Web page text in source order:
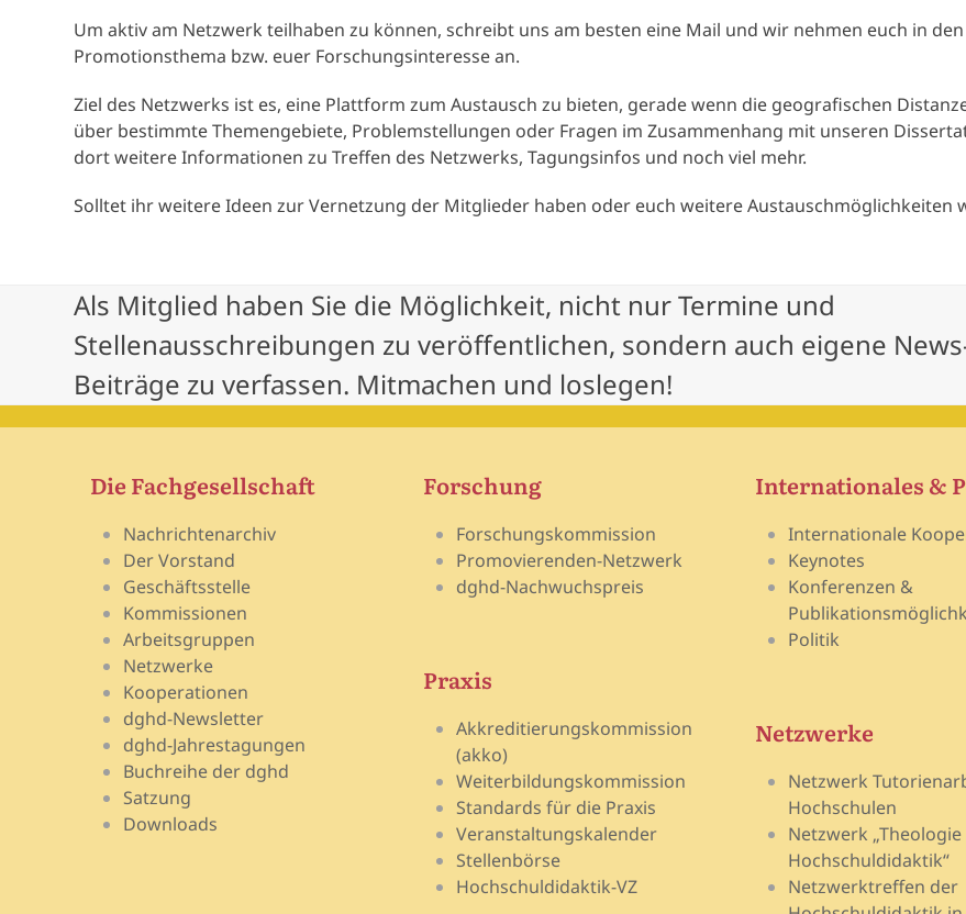
Um aktiv am Netzwerk teilhaben zu können, schreibt uns am besten eine Mail und wir nehmen euch in
Promotionsthema bzw. euer Forschungsinteresse an.
Ziel des Netzwerks ist es, eine Plattform zum Austausch zu bieten, gerade wenn die geografischen
über bestimmte Themengebiete, Problemstellungen oder Fragen im Zusammenhang mit unseren
dort weitere Informationen zu Treffen des Netzwerks, Tagungsinfos und noch viel mehr.
Solltet ihr weitere Ideen zur Vernetzung der Mitglieder haben oder euch weitere Austauschmöglichkeiten
Als Mitglied haben Sie die Möglichkeit, nicht nur Termine und
Stellenausschreibungen zu veröffentlichen, sondern auch eigene
Beiträge zu verfassen. Mitmachen und loslegen!
Die Fachgesellschaft
Nachrichtenarchiv
Der Vorstand
Geschäftsstelle
Kommissionen
Arbeitsgruppen
Netzwerke
Kooperationen
dghd-Newsletter
dghd-Jahrestagungen
Buchreihe der dghd
Satzung
Downloads
Forschung
Forschungskommission
Promovierenden-Netzwerk
dghd-Nachwuchspreis
Praxis
Akkreditierungskommission
(akko)
Weiterbildungskommission
Standards für die Praxis
Veranstaltungskalender
Stellenbörse
Hochschuldidaktik-VZ
Internationales &
Internationale
Keynotes
Konferenzen &
Politik
Netzwerke
Netzwerk
Hochschulen
Netzwerk
Hochschuldidaktik“
Netzwerktreffen der